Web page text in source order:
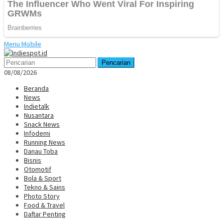
Menu Mobile
Pencarian
08/08/2026
Beranda
News
Indietalk
Nusantara
Snack News
Infodemi
Running News
Danau Toba
Bisnis
Otomotif
Bola & Sport
Tekno & Sains
Photo Story
Food & Travel
Daftar Penting